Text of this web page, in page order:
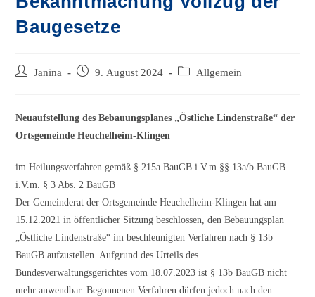
Baugesetze
Beitrags-
Janina
Beitrag9. August 2024
Beitrags-Allgemein
Neuaufstellung des Bebauungsplanes „Östliche Lindenstraße“ der
Ortsgemeinde Heuchelheim-Klingen
im Heilungsverfahren gemäß § 215a BauGB i.V.m §§ 13a/b BauGB
i.V.m. § 3 Abs. 2 BauGB
Der Gemeinderat der Ortsgemeinde Heuchelheim-Klingen hat am
15.12.2021 in öffentlicher Sitzung beschlossen, den Bebauungsplan
„Östliche Lindenstraße“ im beschleunigten Verfahren nach § 13b
BauGB aufzustellen. Aufgrund des Urteils des
Bundesverwaltungsgerichtes vom 18.07.2023 ist § 13b BauGB nicht
mehr anwendbar. Begonnenen Verfahren dürfen jedoch nach den